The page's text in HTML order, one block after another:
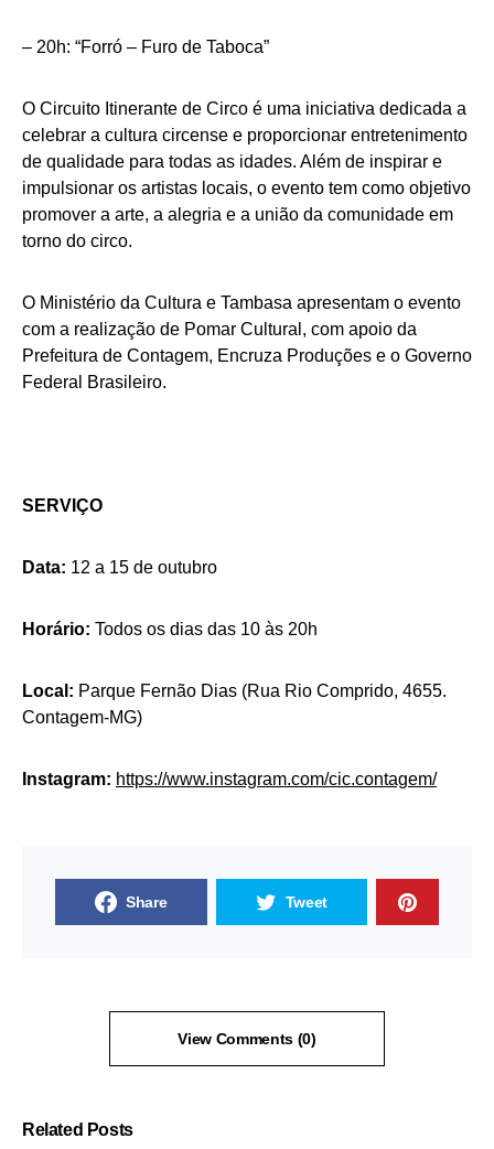
– 20h: “Forró – Furo de Taboca”
O Circuito Itinerante de Circo é uma iniciativa dedicada a
celebrar a cultura circense e proporcionar entretenimento
de qualidade para todas as idades. Além de inspirar e
impulsionar os artistas locais, o evento tem como objetivo
promover a arte, a alegria e a união da comunidade em
torno do circo.
O Ministério da Cultura e Tambasa apresentam o evento
com a realização de Pomar Cultural, com apoio da
Prefeitura de Contagem, Encruza Produções e o Governo
Federal Brasileiro.
SERVIÇO
Data: 12 a 15 de outubro
Horário: Todos os dias das 10 às 20h
Local: Parque Fernão Dias (Rua Rio Comprido, 4655.
Contagem-MG)
Instagram: https://www.instagram.com/cic.contagem/
Share Tweet
View Comments (0)
Related Posts